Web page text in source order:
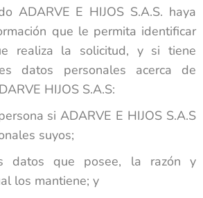
ADARVE E HIJOS S.A.S. haya
que le permita identificar
realiza la solicitud, y si tiene
datos personales acerca de
HIJOS S.A.S:
si ADARVE E HIJOS S.A.S
suyos;
datos que posee, la razón y
los mantiene; y